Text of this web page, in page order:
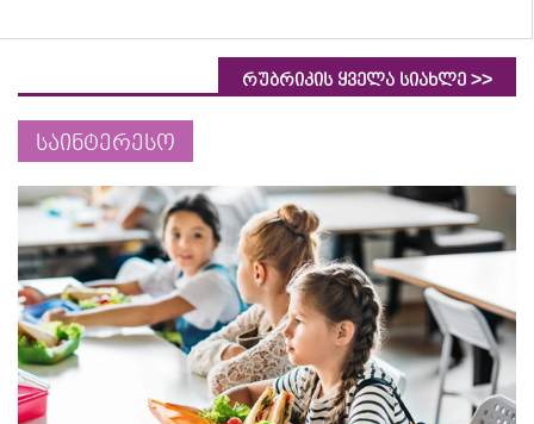
რუბრიკის ყველა სიახლე >>
საინტერესო